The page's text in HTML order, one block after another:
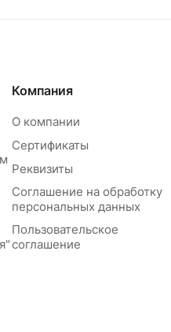
Компания
О компании
Сертификаты
Реквизиты
Соглашение на обработку
персональных данных
Пользовательское
соглашение